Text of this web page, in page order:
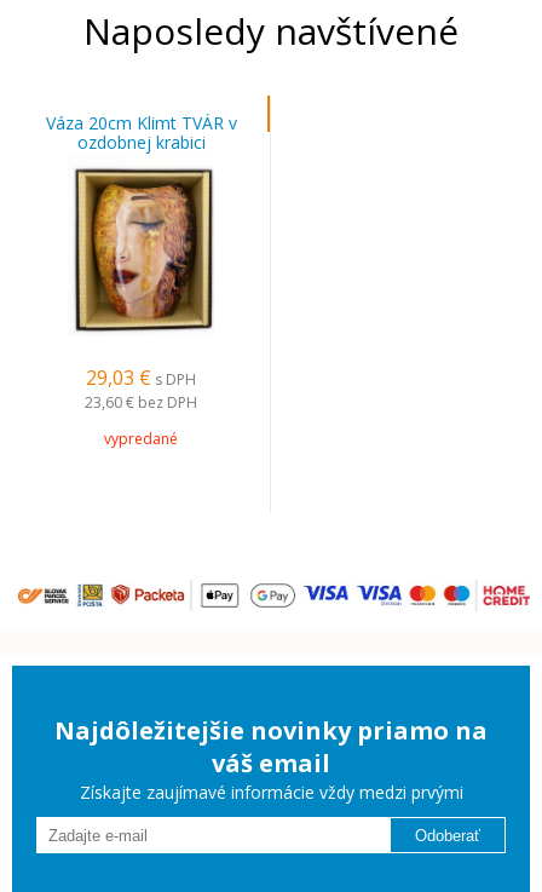
Naposledy navštívené
Váza 20cm Klimt TVÁR v
ozdobnej krabici
29,03 € s DPH
23,60 € bez DPH
vypredané
Najdôležitejšie novinky priamo na
váš email
Získajte zaujímavé informácie vždy medzi prvými
Odoberať